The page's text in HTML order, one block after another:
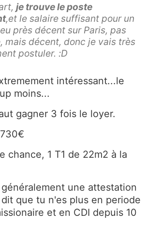
je trouve le poste
,et le salaire suffisant pour un
près décent sur Paris, pas
mais décent, donc je vais très
postuler. :D
intéressant...le
moins...
gagner 3 fois le loyer.
chance, 1 T1 de 22m2 à la
une attestation
que tu n'es plus en periode
et en CDI depuis 10